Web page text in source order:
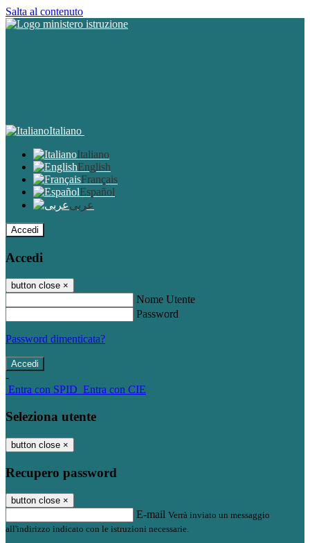
Salta al contenuto
Italiano
Italiano
English
Français
Español
عربى
Accedi
Accedi
button close ×
Nome Utente
Password
Password dimenticata?
-
Entra con SPID Entra con CIE
Seleziona utente
button close ×
Recupero password
button close ×
E-mail Verrà inviato un messaggio
all'indirizzo indicato con le istruzioni necessarie.